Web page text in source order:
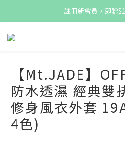
註冊新會員，即贈
註冊新會員，即贈
消費滿$1,000 享
【Mt.JADE】
防水透濕 經典雙
修身風衣外套
4色)